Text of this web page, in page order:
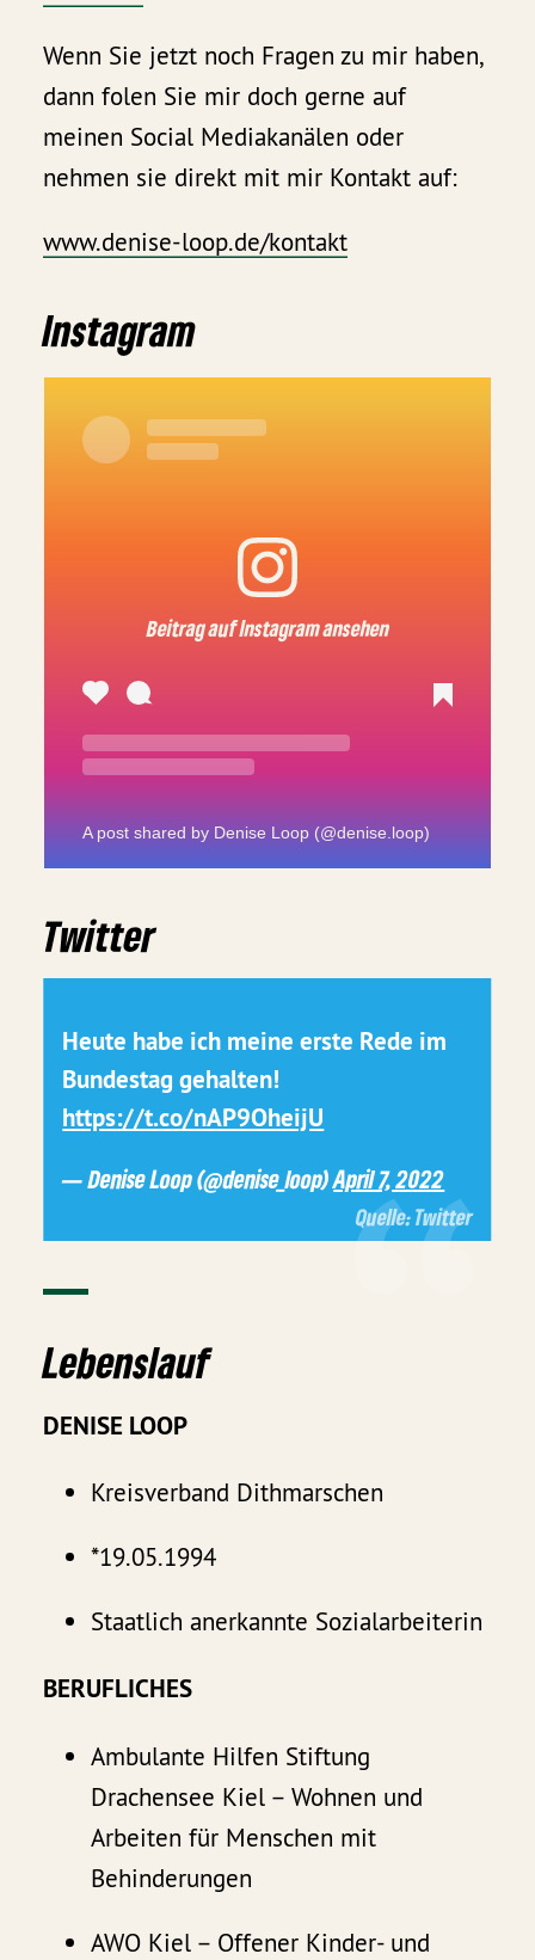
Wenn Sie jetzt noch Fragen zu mir haben,
dann folen Sie mir doch gerne auf
meinen Social Mediakanälen oder
nehmen sie direkt mit mir Kontakt auf:
www.denise-loop.de/kontakt
Instagram
A post shared by Denise Loop (@denise.loop)
Twitter
Heute habe ich meine erste Rede im
Bundestag gehalten!
https://t.co/nAP9OheijU
— Denise Loop (@denise_loop)April 7, 2022
Lebenslauf
DENISE LOOP
Kreisverband Dithmarschen
*19.05.1994
Staatlich anerkannte Sozialarbeiterin
BERUFLICHES
Ambulante Hilfen Stiftung
Drachensee Kiel – Wohnen und
Arbeiten für Menschen mit
Behinderungen
AWO Kiel – Offener Kinder- und